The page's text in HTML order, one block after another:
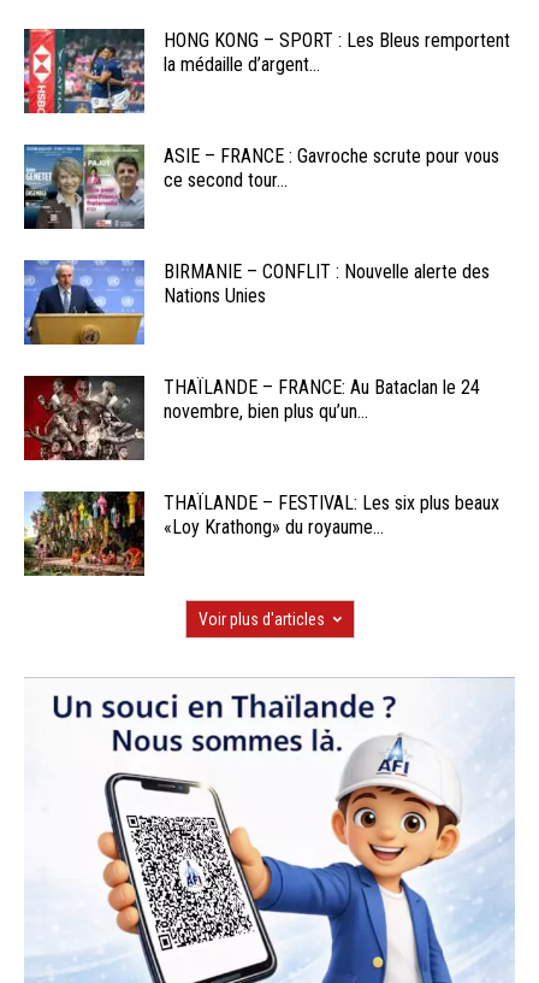
HONG KONG – SPORT : Les Bleus remportent
la médaille d’argent...
ASIE – FRANCE : Gavroche scrute pour vous
ce second tour...
BIRMANIE – CONFLIT : Nouvelle alerte des
Nations Unies
THAÏLANDE – FRANCE: Au Bataclan le 24
novembre, bien plus qu’un...
THAÏLANDE – FESTIVAL: Les six plus beaux
«Loy Krathong» du royaume...
Voir plus d'articles